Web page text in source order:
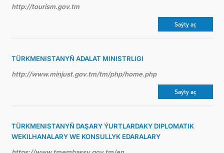
http://tourism.gov.tm
Saýty aç
TÜRKMENISTANYŇ ADALAT MINISTRLIGI
http://www.minjust.gov.tm/tm/php/home.php
Saýty aç
TÜRKMENISTANYŇ DAŞARY ÝURTLARDAKY DIPLOMATIK
WEKILHANALARY WE KONSULLYK EDARALARY